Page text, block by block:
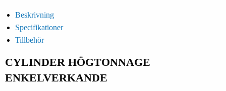
Beskrivning
Specifikationer
Tillbehör
CYLINDER HÖGTONNAGE
ENKELVERKANDE